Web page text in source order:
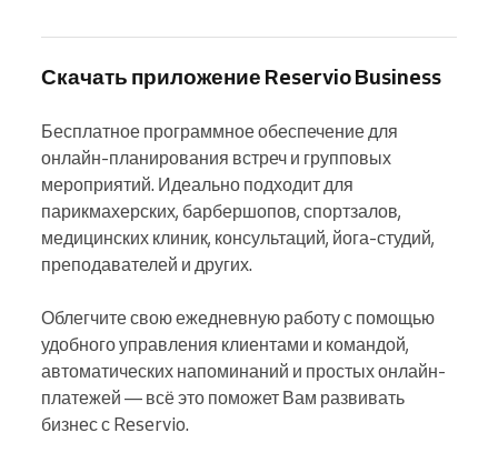
Скачать приложение Reservio Business
Бесплатное программное обеспечение для
онлайн-планирования встреч и групповых
мероприятий. Идеально подходит для
парикмахерских, барбершопов, спортзалов,
медицинских клиник, консультаций, йога-студий,
преподавателей и других.
Облегчите свою ежедневную работу с помощью
удобного управления клиентами и командой,
автоматических напоминаний и простых онлайн-
платежей — всё это поможет Вам развивать
бизнес с Reservio.